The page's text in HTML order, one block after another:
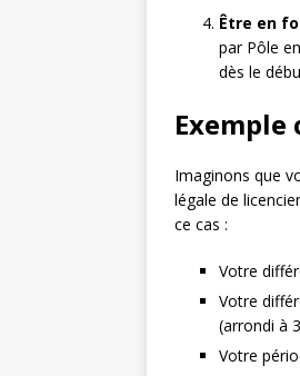
Être en
par Pôle
dès le
Imaginons que
légale de
ce cas :
Votre
Votre
(arrondi à
Votre